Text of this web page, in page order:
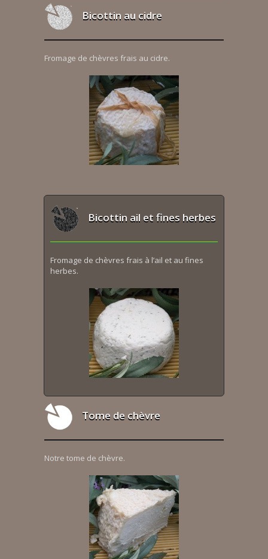
Bicottin au cidre
Fromage de chèvres frais au cidre.
Bicottin ail et fines herbes
Fromage de chèvres frais à l’ail et au fines
herbes.
Tome de chèvre
Notre tome de chèvre.